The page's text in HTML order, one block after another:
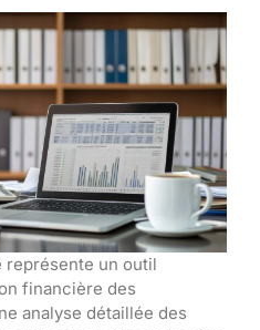
représente un outil
financière des
analyse détaillée des